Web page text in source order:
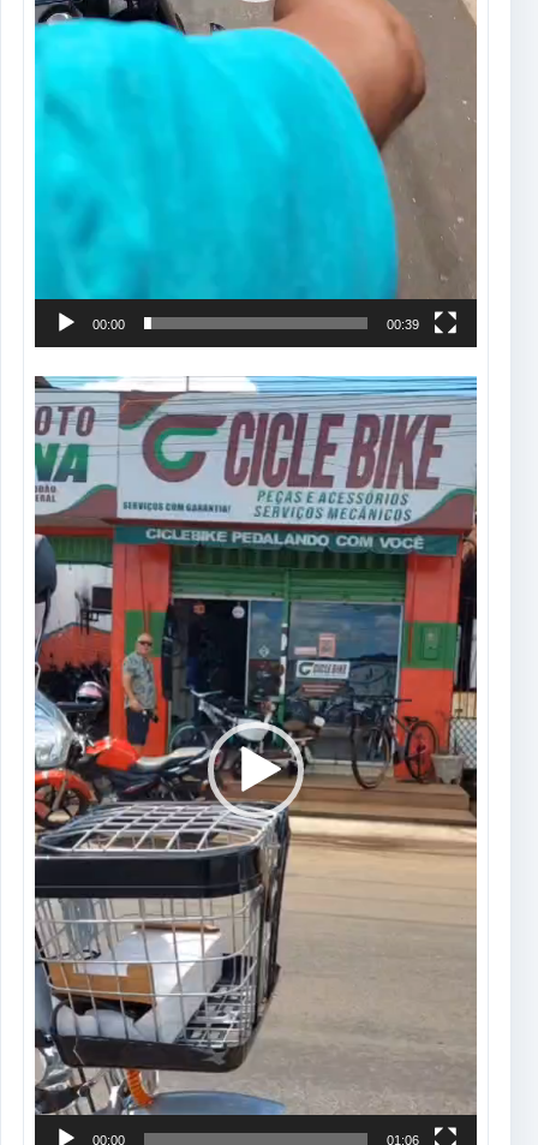
00:00 00:39
Tocador
de
vídeo
00:00 01:06